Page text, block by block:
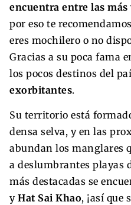
encuentra entre las más
por eso te
eres mochilero o no
Gracias a su poca fama
los pocos destinos del
exorbitantes.
Su territorio está
densa selva, y en las
abundan los manglares
a deslumbrantes playas
más destacadas se
yHat Sai Khao, ¡así que